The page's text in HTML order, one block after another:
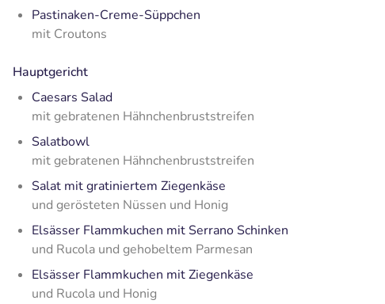
Pastinaken-Creme-Süppchen
mit Croutons
Hauptgericht
Caesars Salad
mit gebratenen Hähnchenbruststreifen
Salatbowl
mit gebratenen Hähnchenbruststreifen
Salat mit gratiniertem Ziegenkäse
und gerösteten Nüssen und Honig
Elsässer Flammkuchen mit Serrano Schinken
und Rucola und gehobeltem Parmesan
Elsässer Flammkuchen mit Ziegenkäse
und Rucola und Honig